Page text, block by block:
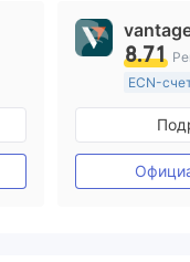
8.71
ECN-
Маркет-